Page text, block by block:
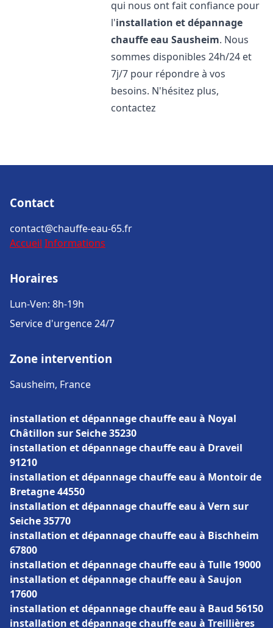
qui nous ont fait confiance pour
l'installation et dépannage
chauffe eau Sausheim. Nous
sommes disponibles 24h/24 et
7j/7 pour répondre à vos
besoins. N'hésitez plus,
contactez
Contact
contact@chauffe-eau-65.fr
Accueil Informations
Horaires
Lun-Ven: 8h-19h
Service d'urgence 24/7
Zone intervention
Sausheim, France
installation et dépannage chauffe eau à Noyal
Châtillon sur Seiche 35230
installation et dépannage chauffe eau à Draveil
91210
installation et dépannage chauffe eau à Montoir de
Bretagne 44550
installation et dépannage chauffe eau à Vern sur
Seiche 35770
installation et dépannage chauffe eau à Bischheim
67800
installation et dépannage chauffe eau à Tulle 19000
installation et dépannage chauffe eau à Saujon
17600
installation et dépannage chauffe eau à Baud 56150
installation et dépannage chauffe eau à Treillières